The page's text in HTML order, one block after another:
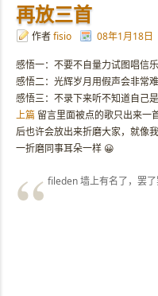
再放三首
作者fisio 08年1月18日
感悟一：不要不自量力试图唱信乐
感悟二：光辉岁月用假声会非常难
感悟三：不录下来听不知道自己
上篇 留言里面被点的歌只出来一
后也许会放出来折磨大家，就像
一折磨同事耳朵一样 😀
fileden 墙上有名了，罢